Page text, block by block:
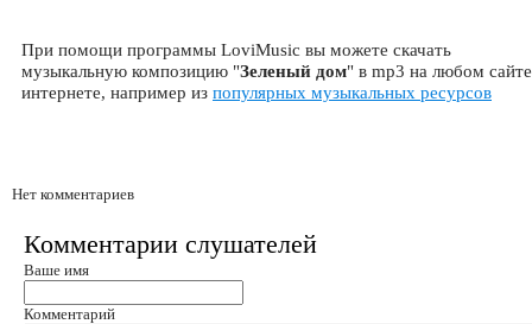
При помощи программы LoviMusic вы можете скачать
музыкальную композицию "Зеленый дом" в mp3 на любом
интернете, например из популярных музыкальных ресурсов
Нет комментариев
Комментарии слушателей
Ваше имя
Комментарий